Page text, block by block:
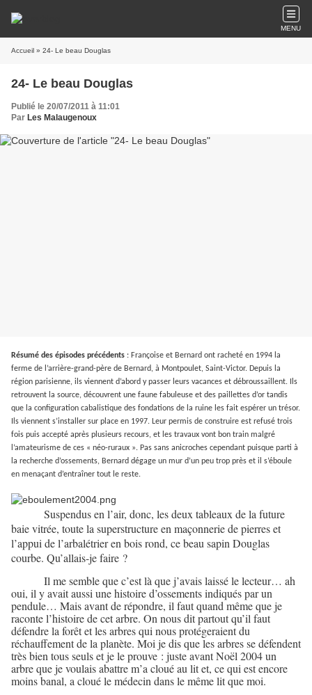
MENU
Accueil » 24- Le beau Douglas
24- Le beau Douglas
Publié le 20/07/2011 à 11:01
Par Les Malaugenoux
Résumé des épisodes précédents : Françoise et Bernard ont racheté en 1994 la
ferme de l’arrière-grand-père de Bernard, à Montpoulet, Saint-Victor. Depuis la
région parisienne, ils viennent d’abord y passer leurs vacances et débroussaillent. Ils
retrouvent la source, découvrent une faune fabuleuse et des paillettes d’or tandis
que la configuration cabalistique des fondations de la ruine les fait espérer un trésor.
Ils viennent s’installer sur place en 1997. Leur permis de construire est refusé trois
fois puis accepté après plusieurs recours, et les travaux vont bon train malgré
l’amateurisme de ces « néo-ruraux ». Pas sans anicroches cependant puisque parti à
la recherche d’ossements, Bernard dégage un mur d’un peu trop près et il s’éboule
en menaçant d’entraîner tout le reste.
Suspendus en l’air, donc, les deux tableaux de la future
baie vitrée, toute la superstructure en maçonnerie de pierres et
l’appui de l’arbalétrier en bois rond, ce beau sapin Douglas
courbe. Qu’allais-je faire ?
Il me semble que c’est là que j’avais laissé le lecteur… ah
oui, il y avait aussi une histoire d’ossements indiqués par un
pendule… Mais avant de répondre, il faut quand même que je
raconte l’histoire de cet arbre. On nous dit partout qu’il faut
défendre la forêt et les arbres qui nous protégeraient du
réchauffement de la planète. Moi je dis que les arbres se défendent
très bien tous seuls et je le prouve : juste avant Noël 2004 un
arbre que je voulais abattre m’a cloué au lit et, ce qui est encore
moins banal, a cloué le médecin dans le même lit que moi.